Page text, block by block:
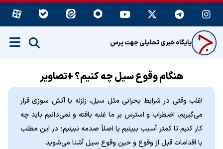
پایگاه خبری تحلیلی جهت پرس
هنگام وقوع سیل چه کنیم؟ +تصاویر
اغلب وقتی در شرایط بحرانی مثل سیل، زلزله یا آتش سوزی قرار
می‌گیریم، اضطراب و استرس بر ما غلبه یافته و نمی‌دانیم باید چه
کار کنیم تا کمتر آسیب ببینیم یا اصلاً صدمه نبینیم؛ در این مطلب
با اقدامات قبل از وقوع و حین وقوع سیل آشنا می‌شوید.